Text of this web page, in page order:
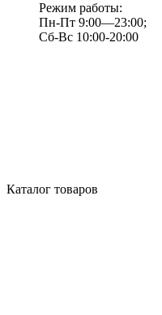
Режим работы:
Пн-Пт 9:00—23:00;
Сб-Вс 10:00-20:00
Каталог товаров